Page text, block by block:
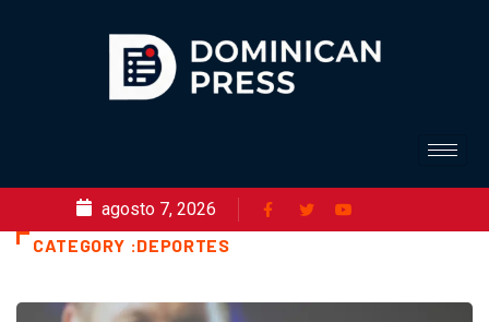
agosto 7, 2026
CATEGORY :DEPORTES